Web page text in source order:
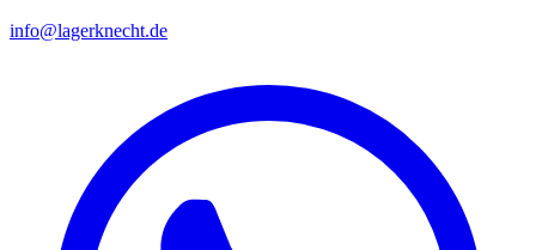
info@lagerknecht.de